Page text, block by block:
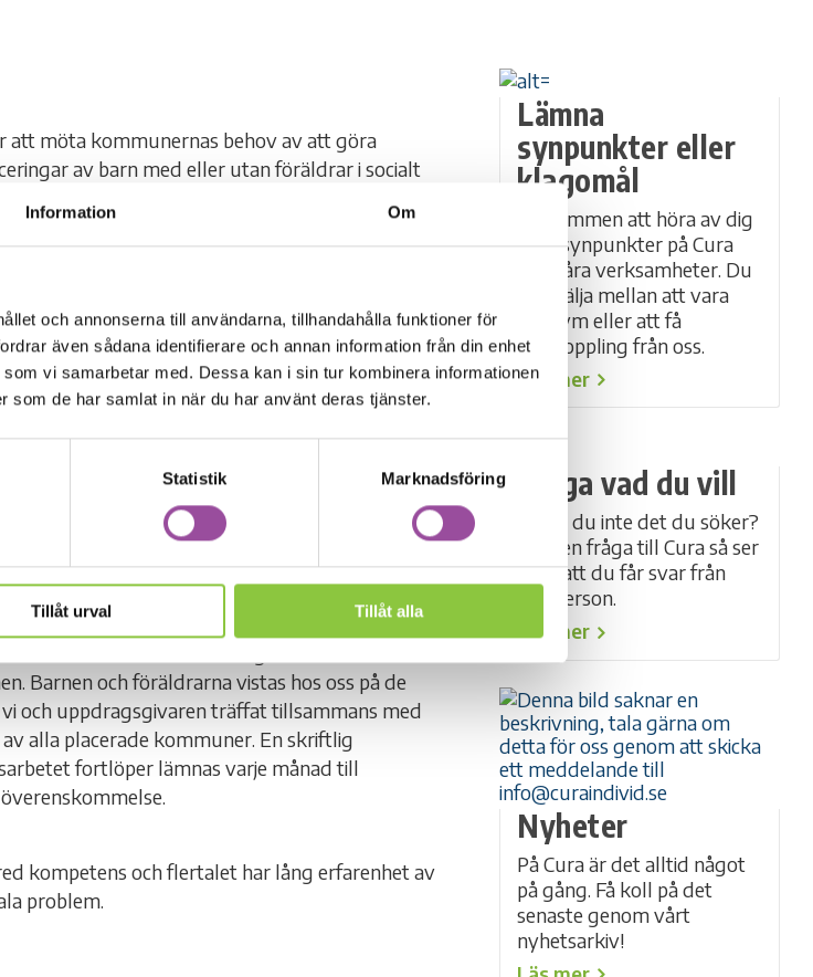
Information Om
och annonserna till användarna, tillhandahålla funktioner för
även sådana identifierare och annan information från din enhet
vi samarbetar med. Dessa kan i sin tur kombinera informationen
som de har samlat in när du har använt deras tjänster.
Statistik Marknadsföring
Tillåt urval Tillåt alla
möta kommunernas behov av att göra
av barn med eller utan föräldrar i socialt
och ett gott bemötande.
Vi förfogar över en trappuppgång. På
och på våningarna över finns enskilda lägenheter
klienterna ska ske i samverkan med
kontakt med socialtjänsten där
som behöver göras för att nå målet. Efter
tillsammans med socialtjänsten som ett led i vårt
vårdplan upprättas som följer med det placerade
Barnen och föräldrarna vistas hos oss på de
och uppdragsgivaren träffat tillsammans med
alla placerade kommuner. En skriftlig
fortlöper lämnas varje månad till
kompetens och flertalet har lång erfarenhet av
problem.
Lämna
synpunkter eller
klagomål
Välkommen att höra av dig
med synpunkter på Cura
och våra verksamheter. Du
kan välja mellan att vara
anonym eller att få
återkoppling från oss.
Läs mer
Fråga vad du vill
Hittar du inte det du söker?
Ställ en fråga till Cura så ser
vi till att du får svar från
rätt person.
Läs mer
Nyheter
På Cura är det alltid något
på gång. Få koll på det
senaste genom vårt
nyhetsarkiv!